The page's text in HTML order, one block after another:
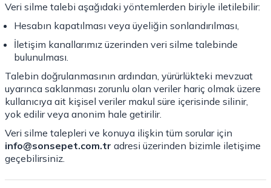
Veri silme talebi aşağıdaki yöntemlerden biriyle iletilebilir:
Hesabın kapatılması veya üyeliğin sonlandırılması,
İletişim kanallarımız üzerinden veri silme talebinde
bulunulması.
Talebin doğrulanmasının ardından, yürürlükteki mevzuat
uyarınca saklanması zorunlu olan veriler hariç olmak üzere
kullanıcıya ait kişisel veriler makul süre içerisinde silinir,
yok edilir veya anonim hale getirilir.
Veri silme talepleri ve konuya ilişkin tüm sorular için
info@sonsepet.com.tr adresi üzerinden bizimle iletişime
geçebilirsiniz.